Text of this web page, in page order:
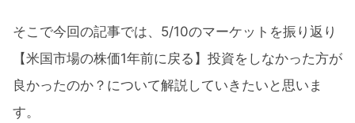
そこで今回の記事では、5/10のマーケットを振り返り
【米国市場の株価1年前に戻る】投資をしなかった方が
良かったのか？について解説していきたいと思いま
す。